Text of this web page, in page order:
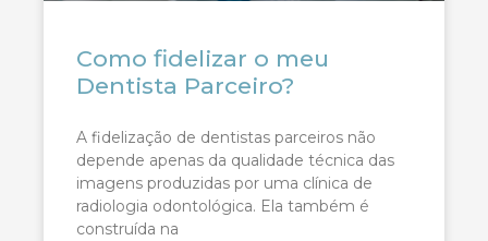
Como fidelizar o meu
Dentista Parceiro?
A fidelização de dentistas parceiros não
depende apenas da qualidade técnica das
imagens produzidas por uma clínica de
radiologia odontológica. Ela também é
construída na